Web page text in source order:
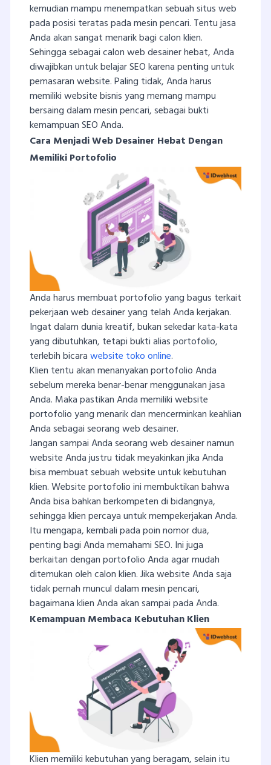
kemudian mampu menempatkan sebuah situs web
pada posisi teratas pada mesin pencari. Tentu jasa
Anda akan sangat menarik bagi calon klien.
Sehingga sebagai calon web desainer hebat, Anda
diwajibkan untuk belajar SEO karena penting untuk
pemasaran website. Paling tidak, Anda harus
memiliki website bisnis yang memang mampu
bersaing dalam mesin pencari, sebagai bukti
kemampuan SEO Anda.
Cara Menjadi Web Desainer Hebat Dengan
Memiliki Portofolio
Anda harus membuat portofolio yang bagus terkait
pekerjaan web desainer yang telah Anda kerjakan.
Ingat dalam dunia kreatif, bukan sekedar kata-kata
yang dibutuhkan, tetapi bukti alias portofolio,
terlebih bicarawebsite toko online.
Klien tentu akan menanyakan portofolio Anda
sebelum mereka benar-benar menggunakan jasa
Anda. Maka pastikan Anda memiliki website
portofolio yang menarik dan mencerminkan keahlian
Anda sebagai seorang web desainer.
Jangan sampai Anda seorang web desainer namun
website Anda justru tidak meyakinkan jika Anda
bisa membuat sebuah website untuk kebutuhan
klien. Website portofolio ini membuktikan bahwa
Anda bisa bahkan berkompeten di bidangnya,
sehingga klien percaya untuk mempekerjakan Anda.
Itu mengapa, kembali pada poin nomor dua,
penting bagi Anda memahami SEO. Ini juga
berkaitan dengan portofolio Anda agar mudah
ditemukan oleh calon klien. Jika website Anda saja
tidak pernah muncul dalam mesin pencari,
bagaimana klien Anda akan sampai pada Anda.
Kemampuan Membaca Kebutuhan Klien
Klien memiliki kebutuhan yang beragam, selain itu